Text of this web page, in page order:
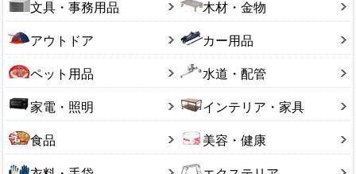
文具・事務用品 木材・金物
アウトドア カー用品
ペット用品 水道・配管
家電・照明 インテリア・家具
食品 美容・健康